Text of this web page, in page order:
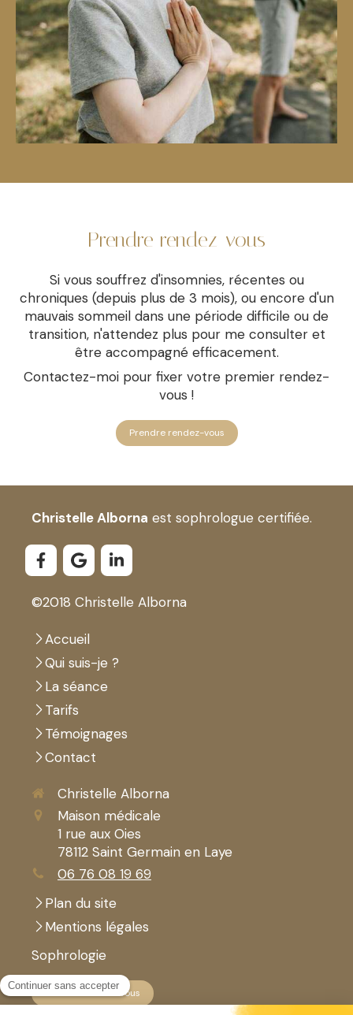
Prendre rendez-vous
Si vous souffrez d'insomnies, récentes ou
chroniques (depuis plus de 3 mois), ou encore d'un
mauvais sommeil dans une période difficile ou de
transition, n'attendez plus pour me consulter et
être accompagné efficacement.
Contactez-moi pour fixer votre premier rendez-
vous !
Prendre rendez-vous
Christelle Alborna est sophrologue certifiée.
©2018 Christelle Alborna
Accueil
Qui suis-je ?
La séance
Tarifs
Témoignages
Contact
Christelle Alborna
Maison médicale
1 rue aux Oies
78112 Saint Germain en Laye
06 76 08 19 69
Plan du site
Mentions légales
Sophrologie
Prendre rendez-vous